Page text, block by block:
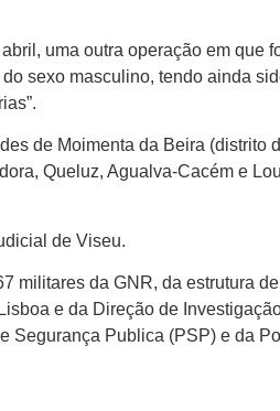
uma outra operação em que
sexo masculino, tendo ainda
de Moimenta da Beira (distrito
Queluz, Agualva-Cacém e
de Viseu.
militares da GNR, da estrutura
e da Direção de
Segurança Publica (PSP) e da